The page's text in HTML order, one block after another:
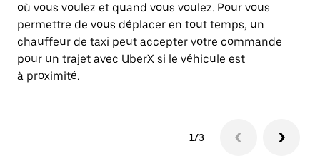
où vous voulez et quand vous voulez. Pour vous
permettre de vous déplacer en tout temps, un
chauffeur de taxi peut accepter votre commande
pour un trajet avec UberX si le véhicule est
à proximité.
1/3